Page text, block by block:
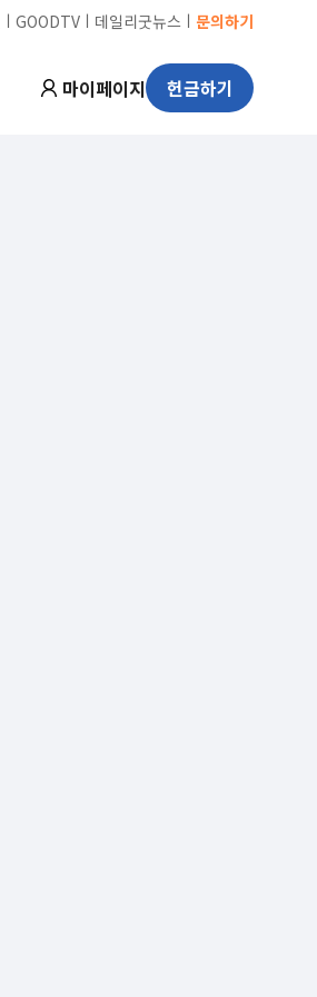
ㅣ GOODTV ㅣ 데일리굿뉴스 ㅣ 문의하기
마이페이지 헌금하기